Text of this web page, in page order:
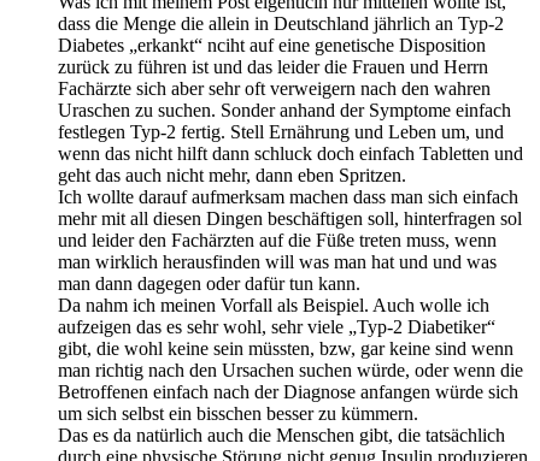
dass die Menge die allein in Deutschland jährlich an Typ-2
Diabetes „erkankt“ nciht auf eine genetische Disposition
zurück zu führen ist und das leider die Frauen und Herrn
Fachärzte sich aber sehr oft verweigern nach den wahren
Uraschen zu suchen. Sonder anhand der Symptome einfach
festlegen Typ-2 fertig. Stell Ernährung und Leben um, und
wenn das nicht hilft dann schluck doch einfach Tabletten und
geht das auch nicht mehr, dann eben Spritzen.
Ich wollte darauf aufmerksam machen dass man sich einfach
mehr mit all diesen Dingen beschäftigen soll, hinterfragen sol
und leider den Fachärzten auf die Füße treten muss, wenn
man wirklich herausfinden will was man hat und und was
man dann dagegen oder dafür tun kann.
Da nahm ich meinen Vorfall als Beispiel. Auch wolle ich
aufzeigen das es sehr wohl, sehr viele „Typ-2 Diabetiker“
gibt, die wohl keine sein müssten, bzw, gar keine sind wenn
man richtig nach den Ursachen suchen würde, oder wenn die
Betroffenen einfach nach der Diagnose anfangen würde sich
um sich selbst ein bisschen besser zu kümmern.
Das es da natürlich auch die Menschen gibt, die tatsächlich